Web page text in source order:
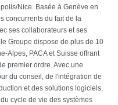
Nice. Basée à Genève en
concurrents du fait de la
ses collaborateurs et ses
Groupe dispose de plus de 10
Alpes, PACA et Suisse offrant
premier ordre. Avec une
du conseil, de l'intégration de
et des solutions logiciels,
cycle de vie des systèmes